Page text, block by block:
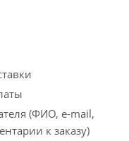
(ФИО, e-mail,
к заказу)